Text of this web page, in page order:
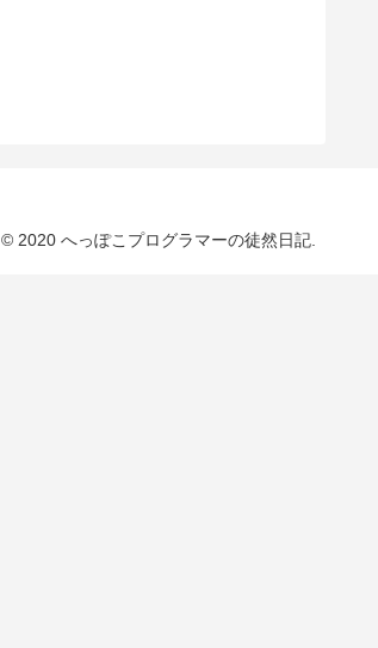
© 2020 へっぽこプログラマーの徒然日記.